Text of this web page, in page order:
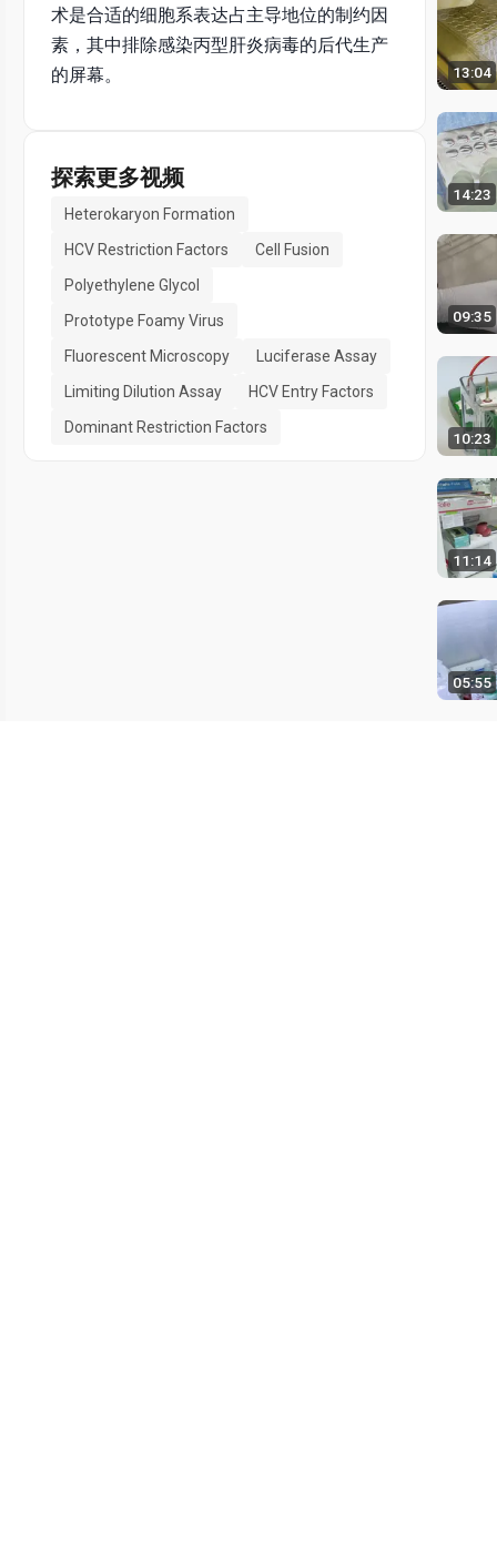
术是合适的细胞系表达占主导地位的制约因
素，其中排除感染丙型肝炎病毒的后代生产
的屏幕。
探索更多视频
Heterokaryon Formation
HCV Restriction Factors
Cell Fusion
Polyethylene Glycol
Prototype Foamy Virus
Fluorescent Microscopy
Luciferase Assay
Limiting Dilution Assay
HCV Entry Factors
Dominant Restriction Factors
13:04
14:23
09:35
10:23
11:14
05:55